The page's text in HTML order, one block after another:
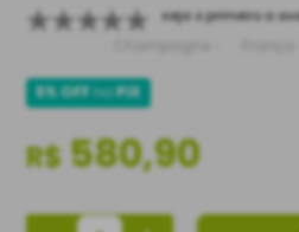
seja o primeiro a
5% OFFnoPIX
R$580,90